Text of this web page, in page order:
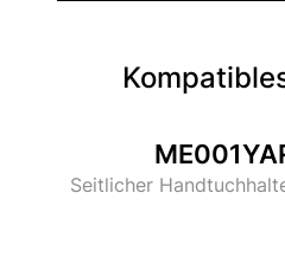
Seitlicher